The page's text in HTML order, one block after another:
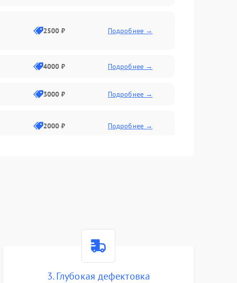
2500 ₽ Подробнее →
4000 ₽ Подробнее →
3000 ₽ Подробнее →
2000 ₽ Подробнее →
3. Глубокая дефектовка